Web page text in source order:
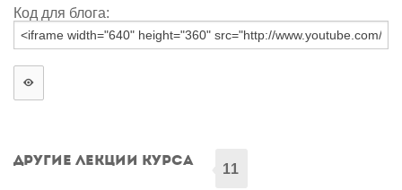
Код для блога:
Другие лекции курса
11